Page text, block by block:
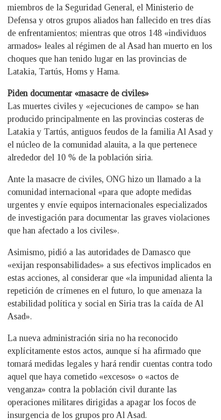
miembros de la Seguridad General, el Ministerio de
Defensa y otros grupos aliados han fallecido en tres días
de enfrentamientos; mientras que otros 148 «individuos
armados» leales al régimen de al Asad han muerto en los
choques que han tenido lugar en las provincias de
Latakia, Tartús, Homs y Hama.
Piden documentar «masacre de civiles»
Las muertes civiles y «ejecuciones de campo» se han
producido principalmente en las provincias costeras de
Latakia y Tartús, antiguos feudos de la familia Al Asad y
el núcleo de la comunidad alauita, a la que pertenece
alrededor del 10 % de la población siria.
Ante la masacre de civiles, ONG hizo un llamado a la
comunidad internacional «para que adopte medidas
urgentes y envíe equipos internacionales especializados
de investigación para documentar las graves violaciones
que han afectado a los civiles».
Asimismo, pidió a las autoridades de Damasco que
«exijan responsabilidades» a sus efectivos implicados en
estas acciones, al considerar que «la impunidad alienta la
repetición de crímenes en el futuro, lo que amenaza la
estabilidad política y social en Siria tras la caída de Al
Asad».
La nueva administración siria no ha reconocido
explícitamente estos actos, aunque sí ha afirmado que
tomará medidas legales y hará rendir cuentas contra todo
aquel que haya cometido «excesos» o «actos de
venganza» contra la población civil durante las
operaciones militares dirigidas a apagar los focos de
insurgencia de los grupos pro Al Asad.